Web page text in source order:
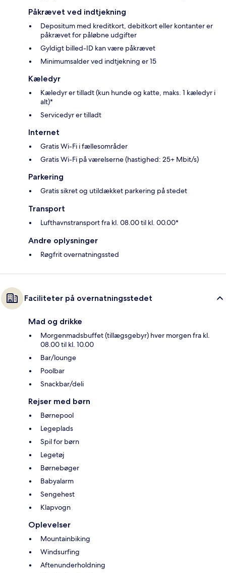
Påkrævet ved indtjekning
Depositum med kreditkort, debitkort eller kontanter er
påkrævet for påløbne udgifter
Gyldigt billed-ID kan være påkrævet
Minimumsalder ved indtjekning er 15
Kæledyr
Kæledyr er tilladt (kun hunde og katte, maks. 1 kæledyr i
alt)*
Servicedyr er tilladt
Internet
Gratis Wi-Fi i fællesområder
Gratis Wi-Fi på værelserne (hastighed: 25+ Mbit/s)
Parkering
Gratis sikret og utildækket parkering på stedet
Transport
Lufthavnstransport fra kl. 08.00 til kl. 00.00*
Andre oplysninger
Røgfrit overnatningssted
Faciliteter på overnatningsstedet
Mad og drikke
Morgenmadsbuffet (tillægsgebyr) hver morgen fra kl.
08.00 til kl. 10.00
Bar/lounge
Poolbar
Snackbar/deli
Rejser med børn
Børnepool
Legeplads
Spil for børn
Legetøj
Børnebøger
Babyalarm
Sengehest
Klapvogn
Oplevelser
Mountainbiking
Windsurfing
Aftenunderholdning